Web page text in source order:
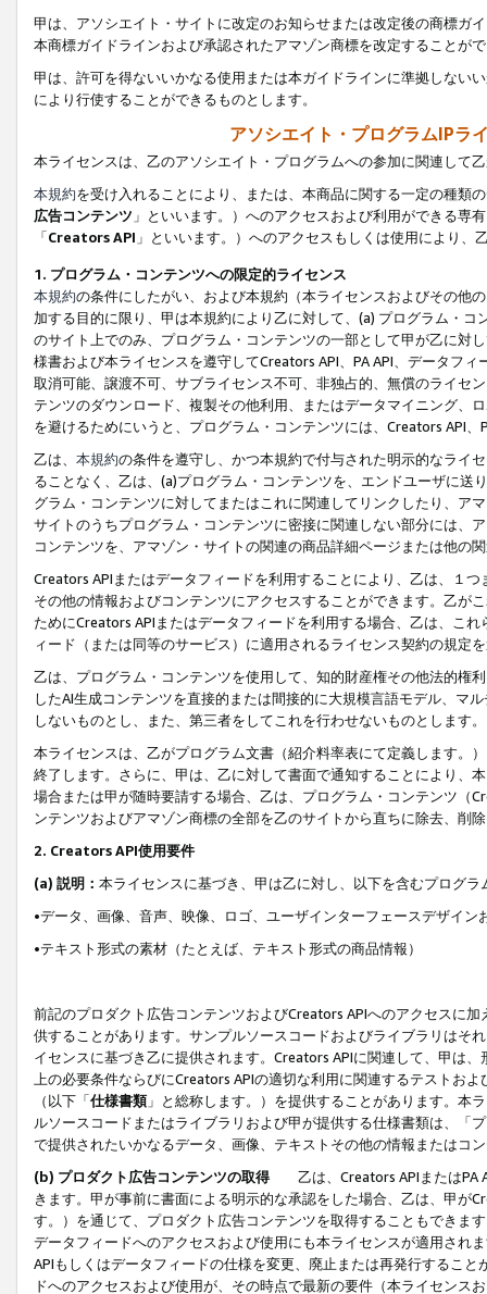
甲は、アソシエイト・サイトに改定のお知らせまたは改定後の商標ガ
本商標ガイドラインおよび承認されたアマゾン商標を改定することが
甲は、許可を得ないいかなる使用または本ガイドラインに準拠しない
により行使することができるものとします。
アソシエイト・プログラムIPラ
本ライセンスは、乙のアソシエイト・プログラムへの参加に関連して
本規約を受け入れることにより、または、本商品に関する一定の種類
広告コンテンツ 」といいます。）へのアクセスおよび利用ができる専
「Creators API 」といいます。）へのアクセスもしくは使用により
1. プログラム・コンテンツへの限定的ライセンス
本規約の条件にしたがい、および本規約（本ライセンスおよびその他
加する目的に限り、甲は本規約により乙に対して、(a) プログラム・
のサイト上でのみ、プログラム・コンテンツの一部として甲が乙に対
様書および本ライセンスを遵守してCreators API、PA API、データフ
取消可能、譲渡不可、サブライセンス不可、非独占的、無償のライセ
テンツのダウンロード、複製その他利用、またはデータマイニング、
を避けるためにいうと、プログラム・コンテンツには、Creators API
乙は、 本規約の条件を遵守し、かつ本規約で付与された明示的なライ
ることなく、乙は、(a)プログラム・コンテンツを、エンドユーザに
グラム・コンテンツに対してまたはこれに関連してリンクしたり、ア
サイトのうちプログラム・コンテンツに密接に関連しない部分には、
コンテンツを、アマゾン・サイトの関連の商品詳細ページまたは他の
Creators APIまたはデータフィードを利用することにより、乙は、１
その他の情報およびコンテンツにアクセスすることができます。乙が
ためにCreators APIまたはデータフィードを利用する場合、乙は、こ
ィード（または同等のサービス）に適用されるライセンス契約の規定
乙は、プログラム・コンテンツを使用して、知的財産権その他法的権
したAI生成コンテンツを直接的または間接的に大規模言語モデル、マ
しないものとし、また、第三者をしてこれを行わせないものとします。
本ライセンスは、乙がプログラム文書（紹介料率表にて定義します。
終了します。さらに、甲は、乙に対して書面で通知することにより、
場合または甲が随時要請する場合、乙は、プログラム・コンテンツ（
ンテンツおよびアマゾン商標の全部を乙のサイトから直ちに除去、削
2. Creators API使用要件
(a) 説明： 本ライセンスに基づき、甲は乙に対し、以下を含むプログ
•データ、画像、音声、映像、ロゴ、ユーザインターフェースデザイ
•テキスト形式の素材（たとえば、テキスト形式の商品情報）
前記のプロダクト広告コンテンツおよびCreators APIへのアクセスに
供することがあります。サンプルソースコードおよびライブラリはそ
イセンスに基づき乙に提供されます。Creators APIに関連して、甲は
上の必要条件ならびにCreators APIの適切な利用に関連するテストお
（以下「仕様書類」と総称します。）を提供することがあります。本
ルソースコードまたはライブラリおよび甲が提供する仕様書類は、「
で提供されたいかなるデータ、画像、テキストその他の情報またはコ
(b) プロダクト広告コンテンツの取得
乙は、Creators APIまたはPA
きます。甲が事前に書面による明示的な承認をした場合、乙は、甲が
す。）を通じて、プロダクト広告コンテンツを取得することもできま
データフィードへのアクセスおよび使用にも本ライセンスが適用され
APIもしくはデータフィードの仕様を変更、廃止または再発行するこ
ドへのアクセスおよび使用が、その時点で最新の要件（本ライセン